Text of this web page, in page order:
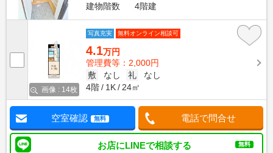
建物階数
4階建
画像 : 14枚
写真充実 無料オンライン相談可
4.1万円
管理費等：2,000円
敷
なし 礼
なし
4階
1K 24㎡
空室確認 無料 電話で問合せ
お店にLINEで相談する 無料